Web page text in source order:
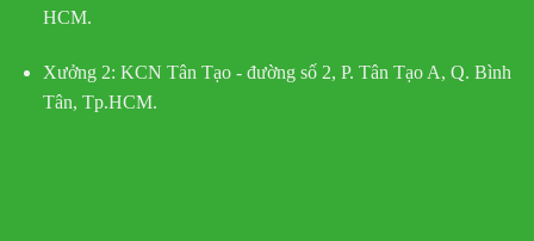
HCM.
Xưởng 2: KCN Tân Tạo - đường số 2, P. Tân Tạo A, Q. Bình
Tân, Tp.HCM.